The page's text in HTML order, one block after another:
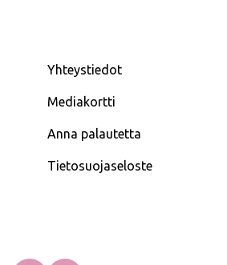
Yhteystiedot
Mediakortti
Anna palautetta
Tietosuojaseloste